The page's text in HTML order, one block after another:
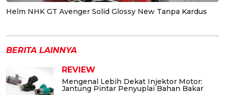
Helm NHK GT Avenger Solid Glossy New Tanpa Kardus
BERITA LAINNYA
REVIEW
Mengenal Lebih Dekat Injektor Motor:
Jantung Pintar Penyuplai Bahan Bakar